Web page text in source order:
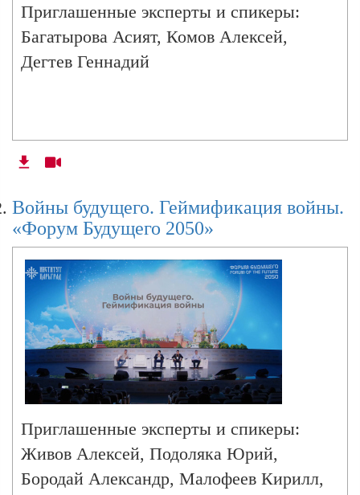
Геополитика и миграция 2050. «Форум
Будущего 2050»
Будущего 2050»
Демография 2025.«Форум Будущего 2050»
«Пространственное развитие. Одноэтажная
Россия для жизни. Гардарика 2050»
мирового порядка».«Форум Будущего 2050»
Приглашенные эксперты и спикеры:
Багатырова Асият, Комов Алексей,
Дегтев Геннадий
Войны будущего. Геймификация войны.
«Форум Будущего 2050»
Приглашенные эксперты и спикеры:
Живов Алексей, Подоляка Юрий,
Бородай Александр, Малофеев Кирилл,